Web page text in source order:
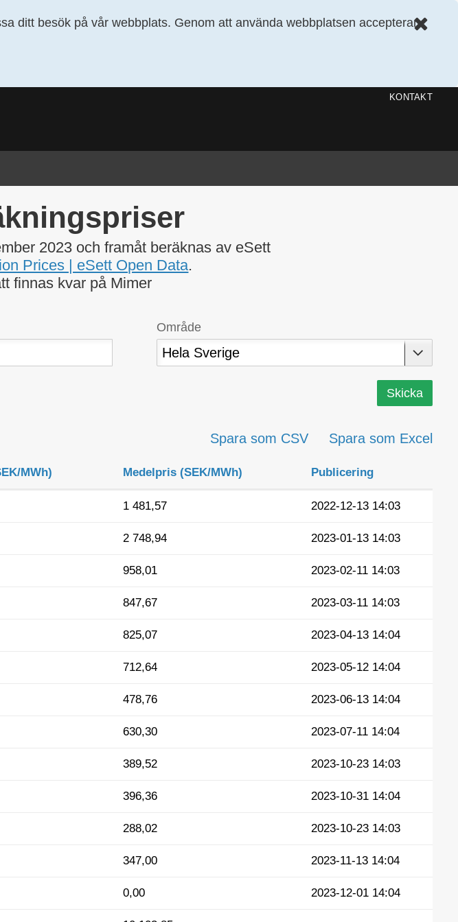
ditt besök på vår webbplats. Genom att använda webbplatsen accepterar
KONTAKT
2023 och framåt beräknas av eSett
Prices | eSett Open Data.
finnas kvar på Mimer
Område
Spara som CSV Spara som Excel
MWh) Medelpris (SEK/MWh) Publicering
1 481,57 2022-12-13 14:03
2 748,94 2023-01-13 14:03
958,01 2023-02-11 14:03
847,67 2023-03-11 14:03
825,07 2023-04-13 14:04
712,64 2023-05-12 14:04
478,76 2023-06-13 14:04
630,30 2023-07-11 14:04
389,52 2023-10-23 14:03
396,36 2023-10-31 14:04
288,02 2023-10-23 14:03
347,00 2023-11-13 14:04
0,00 2023-12-01 14:04